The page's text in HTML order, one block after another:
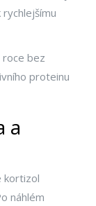
roce bez
proteinu
a
kortizol
náhlém